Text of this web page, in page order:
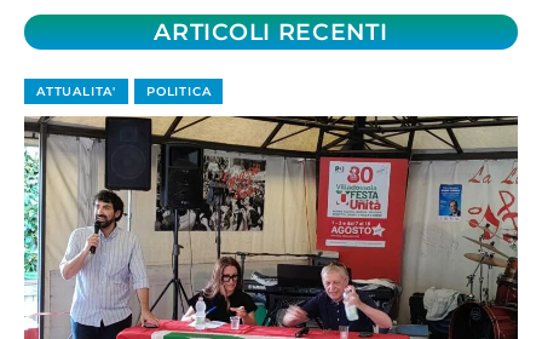
ARTICOLI RECENTI
ATTUALITA' POLITICA